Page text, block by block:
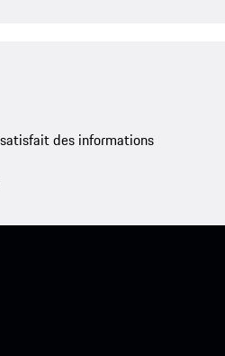
des informations